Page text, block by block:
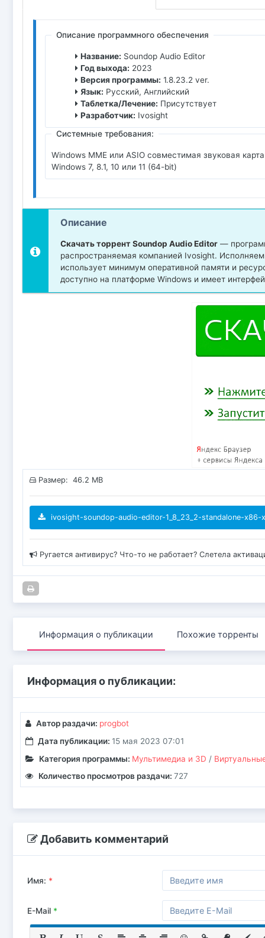
Описание программного обеспечения
Название: Soundop Audio Editor
Год выхода: 2023
Версия программы: 1.8.23.2 ver.
Язык: Русский, Английский
Таблетка/Лечение: Присутствует
Разработчик: Ivosight
Системные требования:
Windows MME или ASIO совместимая звуковая
Windows 7, 8.1, 10 или 11 (64-bit)
Описание
Скачать торрент Soundop Audio Editor—
распространяемая компанией Ivosight.
использует минимум оперативной памяти и
доступно на платформе Windows и имеет
Размер: 46.2 MB
ivosight-soundop-audio-editor-1_8_23_2-standalone-x86-
Ругается антивирус? Что-то не работает? Слетела
Информация о публикации Похожие торренты
Информация о публикации:
Автор раздачи: progbot
Дата публикации: 15 мая 2023 07:01
Категория программы: Мультимедиа и 3D /
Количество просмотров раздачи: 727
Добавить комментарий
Имя: *
E-Mail *